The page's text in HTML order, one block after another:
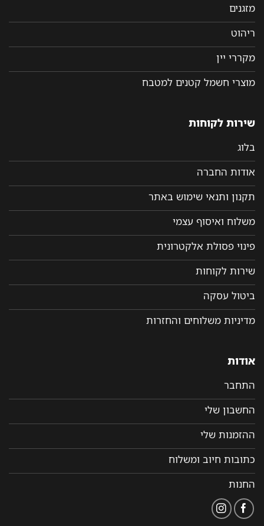
מזגנים
ריהוט
מקררי יין
מוצרי חשמל קטנים למטבח
שירות לקוחות
בלוג
אודות החברה
תקנון ותנאי שימוש באתר
משלוח ואיסוף עצמי
פינוי פסולת אלקטרונית
שירות לקוחות
ביטול עסקה
מדיניות משלוחים והחזרות
אודות
התחבר
החשבון שלי
ההזמנות שלי
כתובות חיוב ומשלוח
החנות